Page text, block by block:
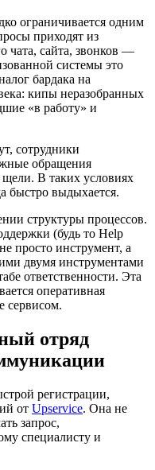
ограничивается одним
приходят из
чата, сайта, звонков —
системы это
бардака на
кипы неразобранных
«в работу» и
сотрудники
обращения
В таких условиях
быстро выдыхается.
структуры процессов.
(будь то Help
просто инструмент, а
двумя инструментами
ответственности. Эта
оперативная
сервисом.
отряд
регистрации,
от Upservice. Она не
запрос,
специалисту и